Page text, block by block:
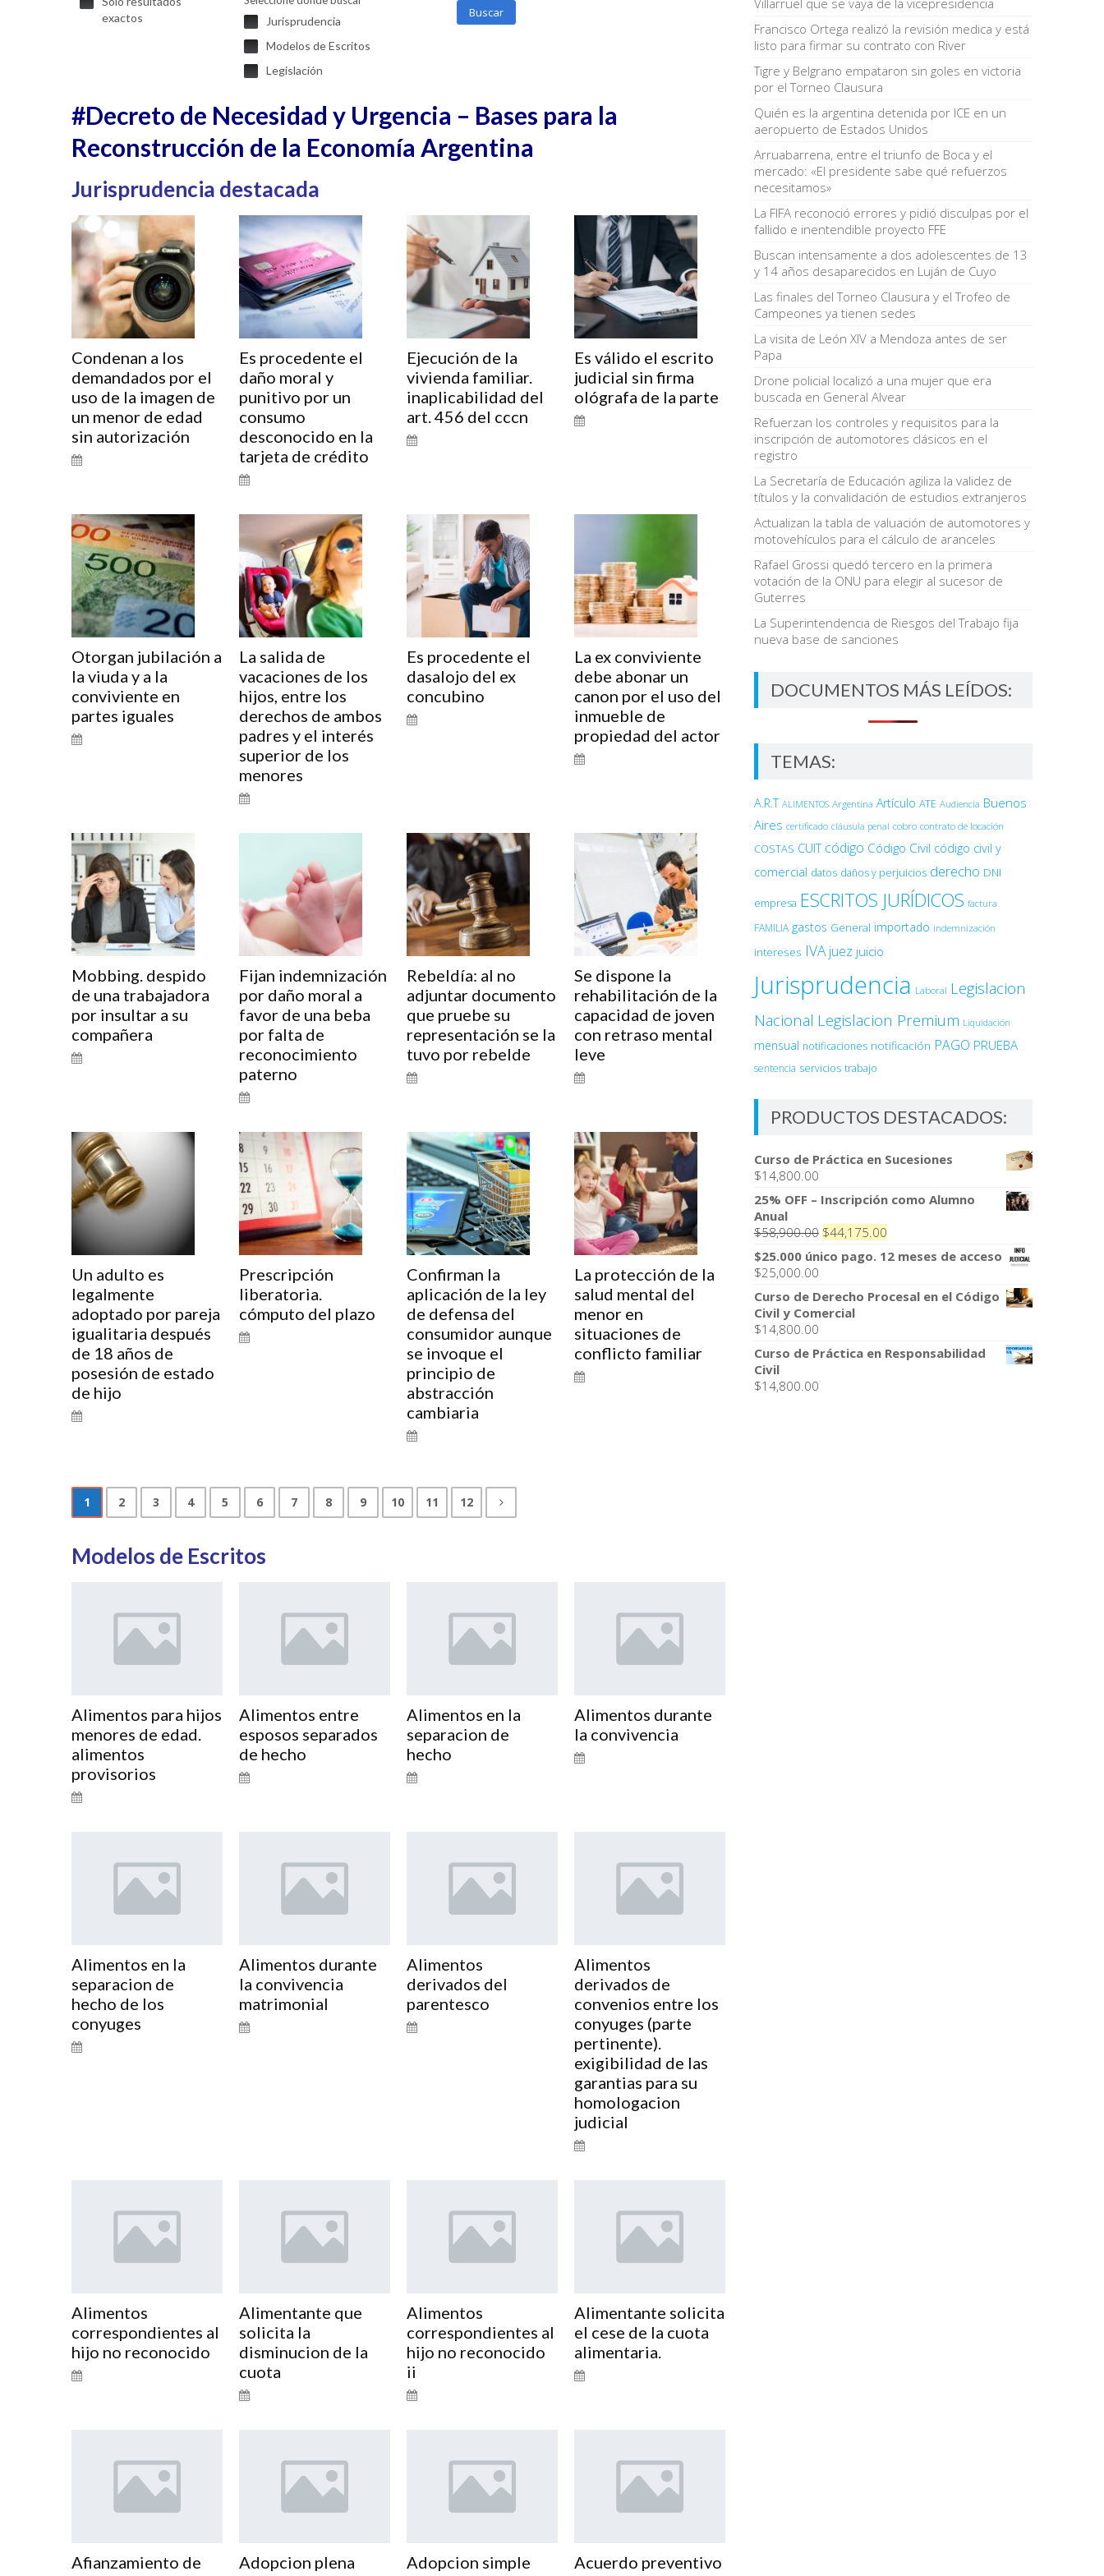
exactos
Jurisprudencia
Modelos de Escritos
Legislación
Buscar
#Decreto de Necesidad y Urgencia – Bases para la
Reconstrucción de la Economía Argentina
Jurisprudencia destacada
Condenan a los
demandados por el
uso de la imagen de
un menor de edad
sin autorización
Es procedente el
daño moral y
punitivo por un
consumo
desconocido en la
tarjeta de crédito
Ejecución de la
vivienda familiar.
inaplicabilidad del
art. 456 del cccn
Es válido el escrito
judicial sin firma
ológrafa de la parte
Otorgan jubilación a
la viuda y a la
conviviente en
partes iguales
La salida de
vacaciones de los
hijos, entre los
derechos de ambos
padres y el interés
superior de los
menores
Es procedente el
dasalojo del ex
concubino
La ex conviviente
debe abonar un
canon por el uso del
inmueble de
propiedad del actor
Mobbing. despido
de una trabajadora
por insultar a su
compañera
Fijan indemnización
por daño moral a
favor de una beba
por falta de
reconocimiento
paterno
Rebeldía: al no
adjuntar documento
que pruebe su
representación se la
tuvo por rebelde
Se dispone la
rehabilitación de la
capacidad de joven
con retraso mental
leve
Un adulto es
legalmente
adoptado por pareja
igualitaria después
de 18 años de
posesión de estado
de hijo
Prescripción
liberatoria.
cómputo del plazo
Confirman la
aplicación de la ley
de defensa del
consumidor aunque
se invoque el
principio de
abstracción
cambiaria
La protección de la
salud mental del
menor en
situaciones de
conflicto familiar
1 2 3 4 5 6 7 8 9 10 11 12
Modelos de Escritos
Alimentos para hijos
menores de edad.
alimentos
provisorios
Alimentos entre
esposos separados
de hecho
Alimentos en la
separacion de
hecho
Alimentos durante
la convivencia
Alimentos en la
separacion de
hecho de los
conyuges
Alimentos durante
la convivencia
matrimonial
Alimentos
derivados del
parentesco
Alimentos
derivados de
convenios entre los
conyuges (parte
pertinente).
exigibilidad de las
garantias para su
homologacion
judicial
Alimentos
correspondientes al
hijo no reconocido
Alimentante que
solicita la
disminucion de la
cuota
Alimentos
correspondientes al
hijo no reconocido
ii
Alimentante solicita
el cese de la cuota
alimentaria.
Afianzamiento de
Adopcion plena Adopcion simple
Acuerdo preventivo
Villarruel que se vaya de la vicepresidencia
Francisco Ortega realizó la revisión medica y está
listo para firmar su contrato con River
Tigre y Belgrano empataron sin goles en victoria
por el Torneo Clausura
Quién es la argentina detenida por ICE en un
aeropuerto de Estados Unidos
Arruabarrena, entre el triunfo de Boca y el
mercado: «El presidente sabe qué refuerzos
necesitamos»
La FIFA reconoció errores y pidió disculpas por el
fallido e inentendible proyecto FFE
Buscan intensamente a dos adolescentes de 13
y 14 años desaparecidos en Luján de Cuyo
Las finales del Torneo Clausura y el Trofeo de
Campeones ya tienen sedes
La visita de León XIV a Mendoza antes de ser
Papa
Drone policial localizó a una mujer que era
buscada en General Alvear
Refuerzan los controles y requisitos para la
inscripción de automotores clásicos en el
registro
La Secretaría de Educación agiliza la validez de
títulos y la convalidación de estudios extranjeros
Actualizan la tabla de valuación de automotores y
motovehículos para el cálculo de aranceles
Rafael Grossi quedó tercero en la primera
votación de la ONU para elegir al sucesor de
Guterres
La Superintendencia de Riesgos del Trabajo fija
nueva base de sanciones
DOCUMENTOS MÁS LEÍDOS:
TEMAS:
A.R.T ALIMENTOS Argentina Artículo ATE Audiencia Buenos
Aires certificado cláusula penal cobro contrato de locación
COSTAS CUIT código Código Civil código civil y
comercial datos daños y perjuicios derecho DNI
empresa ESCRITOS JURÍDICOS factura
FAMILIA gastos General importado indemnización
intereses IVA juez juicio
Jurisprudencia Laboral Legislacion
Nacional Legislacion Premium Liquidación
mensual notificaciones notificación PAGO PRUEBA
sentencia servicios trabajo
PRODUCTOS DESTACADOS:
Curso de Práctica en Sucesiones
$14,800.00
25% OFF – Inscripción como Alumno
Anual
$58,900.00 El
precio
original
$58,900.00.
$44,175.00El
actual
$44,175.00.
$25.000 único pago. 12 meses de acceso
$25,000.00
Curso de Derecho Procesal en el Código
Civil y Comercial
$14,800.00
Curso de Práctica en Responsabilidad
Civil
$14,800.00